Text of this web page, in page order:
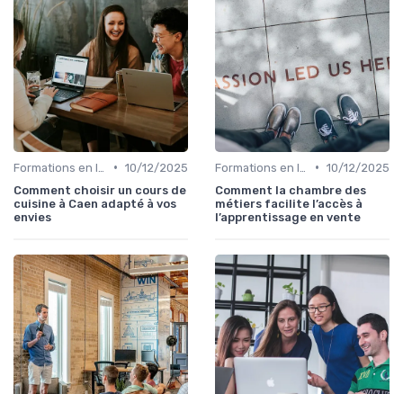
• 10/12/2025
Comment choisir un cours de
cuisine à Caen adapté à vos
envies
• 10/12/2025
Comment la chambre des
métiers facilite l’accès à
l’apprentissage en vente